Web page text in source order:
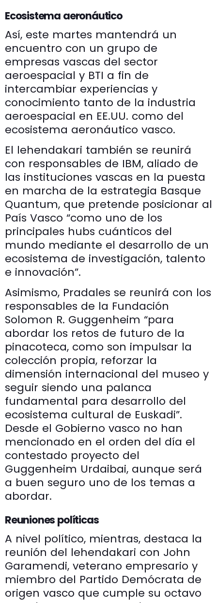
Ecosistema aeronáutico
Así, este martes mantendrá un
encuentro con un grupo de
empresas vascas del sector
aeroespacial y BTI a fin de
intercambiar experiencias y
conocimiento tanto de la industria
aeroespacial en EE.UU. como del
ecosistema aeronáutico vasco.
El lehendakari también se reunirá
con responsables de IBM, aliado de
las instituciones vascas en la puesta
en marcha de la estrategia Basque
Quantum, que pretende posicionar al
País Vasco “como uno de los
principales hubs cuánticos del
mundo mediante el desarrollo de un
ecosistema de investigación, talento
e innovación”.
Asimismo, Pradales se reunirá con los
responsables de la Fundación
Solomon R. Guggenheim “para
abordar los retos de futuro de la
pinacoteca, como son impulsar la
colección propia, reforzar la
dimensión internacional del museo y
seguir siendo una palanca
fundamental para desarrollo del
ecosistema cultural de Euskadi”.
Desde el Gobierno vasco no han
mencionado en el orden del día el
contestado proyecto del
Guggenheim Urdaibai, aunque será
a buen seguro uno de los temas a
abordar.
Reuniones políticas
A nivel político, mientras, destaca la
reunión del lehendakari con John
Garamendi, veterano empresario y
miembro del Partido Demócrata de
origen vasco que cumple su octavo